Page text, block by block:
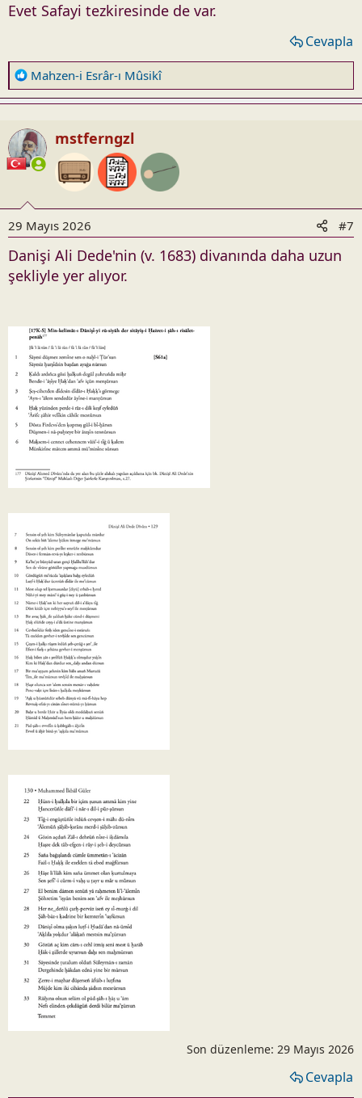
Evet Safayi tezkiresinde de var.
Cevapla
R
e
a
c
t
i
o
s
:
Mahzen-i Esrâr-ı Mûsikî
mstferngzl
29 Mayıs 2026 #7
Danişi Ali Dede'nin (v. 1683) divanında daha uzun
şekliyle yer alıyor.
Son düzenleme: 29 Mayıs 2026
Cevapla